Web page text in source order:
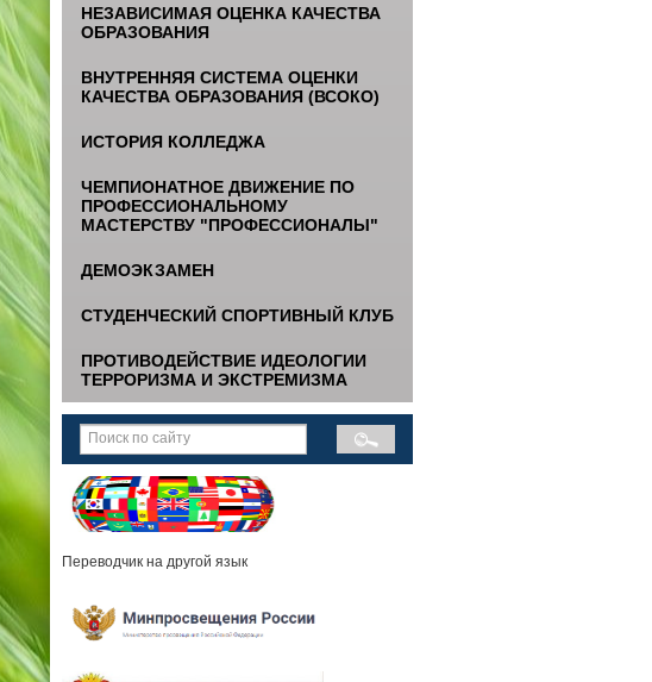
НЕЗАВИСИМАЯ ОЦЕНКА КАЧЕСТВА
ОБРАЗОВАНИЯ
ВНУТРЕННЯЯ СИСТЕМА ОЦЕНКИ
КАЧЕСТВА ОБРАЗОВАНИЯ (ВСОКО)
ИСТОРИЯ КОЛЛЕДЖА
ЧЕМПИОНАТНОЕ ДВИЖЕНИЕ ПО
ПРОФЕССИОНАЛЬНОМУ
МАСТЕРСТВУ "ПРОФЕССИОНАЛЫ"
ДЕМОЭКЗАМЕН
СТУДЕНЧЕСКИЙ СПОРТИВНЫЙ КЛУБ
ПРОТИВОДЕЙСТВИЕ ИДЕОЛОГИИ
ТЕРРОРИЗМА И ЭКСТРЕМИЗМА
Переводчик на другой язык